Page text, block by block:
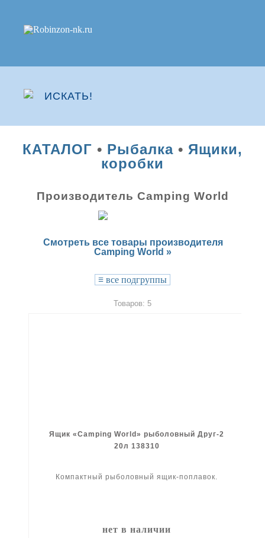
КАТАЛОГ • Рыбалка • Ящики,
коробки
Производитель Camping World
Смотреть все товары производителя
Camping World »
≡ все подгруппы
Товаров: 5
Ящик «Camping World» рыболовный Друг-2
20л 138310
Компактный рыболовный ящик-поплавок.
нет в наличии